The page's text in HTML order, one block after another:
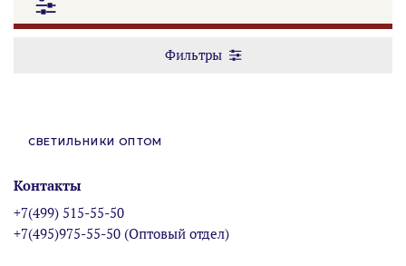
Фильтры
СВЕТИЛЬНИКИ ОПТОМ
Контакты
+7(499) 515-55-50
+7(495)975-55-50 (Оптовый отдел)